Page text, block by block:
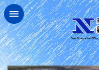
跳到主要內容區塊